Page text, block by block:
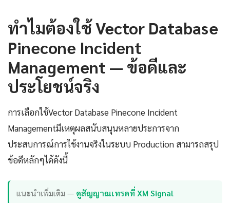
ทำไมต้องใช้ Vector Database
Pinecone Incident
Management — ข้อดีและ
ประโยชน์จริง
การเลือกใช้Vector Database Pinecone Incident
Managementมีเหตุผลสนับสนุนหลายประการจาก
ประสบการณ์การใช้งานจริงในระบบ Production สามารถสรุป
ข้อดีหลักๆได้ดังนี้
แนะนำเพิ่มเติม — ดูสัญญาณเทรดที่ XM Signal